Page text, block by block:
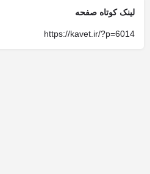
لینک کوتاه صفحه
https://kavet.ir/?p=6014